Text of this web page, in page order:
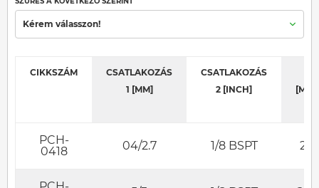
Kérem válasszon!
CIKKSZÁM
CSATLAKOZÁS
1 [MM]
CSATLAKOZÁS
2 [INCH]
[MM]
PCH-
0418
04/2.7 1/8 BSPT 23